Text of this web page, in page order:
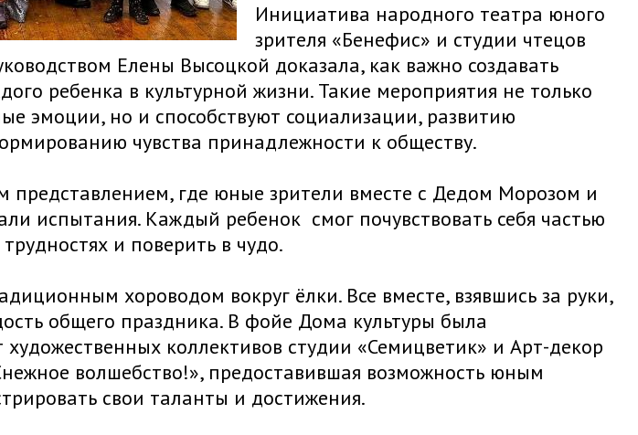
Инициатива народного театра юного
зрителя «Бенефис» и студии чтецов
Елены Высоцкой доказала, как важно создавать
ребенка в культурной жизни. Такие мероприятия не только
эмоции, но и способствуют социализации, развитию
чувства принадлежности к обществу.
представлением, где юные зрители вместе с Дедом Морозом и
испытания. Каждый ребенок смог почувствовать себя частью
и поверить в чудо.
хороводом вокруг ёлки. Все вместе, взявшись за руки,
общего праздника. В фойе Дома культуры была
коллективов студии «Семицветик» и Арт-декор
волшебство!», предоставившая возможность юным
свои таланты и достижения.